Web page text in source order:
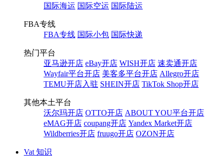
国际海运 国际空运 国际陆运
FBA专线
FBA专线 国际小包 国际快递
热门平台
亚马逊开店 eBay开店 WISH开店 速卖通开店
Wayfair平台开店 美客多平台开店 Allegro开店
TEMU开店入驻 SHEIN开店 TikTok Shop开店
其他本土平台
沃尔玛开店 OTTO开店 ABOUT YOU平台开店
eMAG开店 coupang开店 Yandex Market开店
Wildberries开店 fruugo开店 OZON开店
Vat 知识